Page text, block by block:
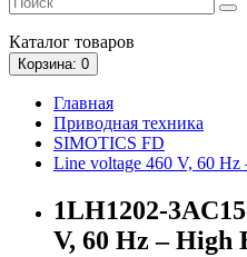
Каталог товаров
Корзина: 0
Главная
Приводная техника
SIMOTICS FD
Line voltage 460 V, 60
1LH1202-
V, 60 Hz – High